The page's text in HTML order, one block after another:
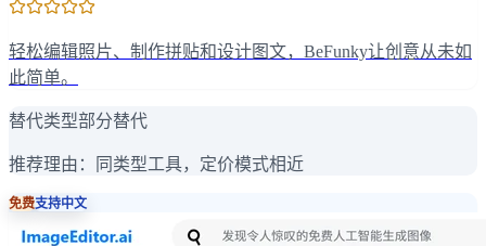
轻松编辑照片、制作拼贴和设计图文，BeFunky让创意从未如
此简单。
替代类型部分替代
推荐理由： 同类型工具，定价模式相近
免费支持中文